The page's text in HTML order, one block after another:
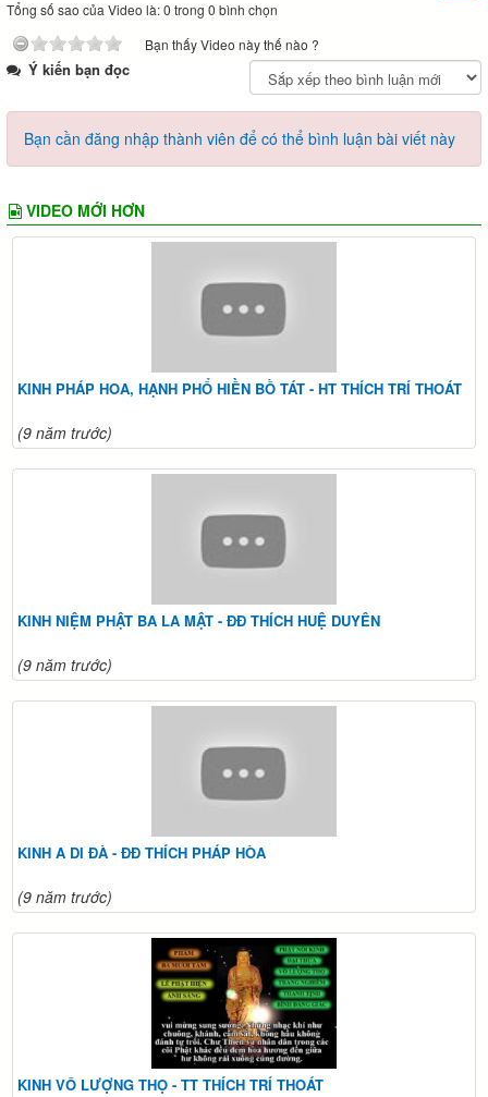
Tổng số sao của Video là: 0 trong 0 bình chọn
Bạn thấy Video này thế nào ?
Ý kiến bạn đọc
Bạn cần đăng nhập thành viên để có thể bình luận bài viết này
VIDEO MỚI HƠN
KINH PHÁP HOA, HẠNH PHỔ HIỀN BỒ TÁT - HT THÍCH TRÍ THOÁT
(9 năm trước)
KINH NIỆM PHẬT BA LA MẬT - ĐĐ THÍCH HUỆ DUYÊN
(9 năm trước)
KINH A DI ĐÀ - ĐĐ THÍCH PHÁP HÒA
(9 năm trước)
KINH VÔ LƯỢNG THỌ - TT THÍCH TRÍ THOÁT